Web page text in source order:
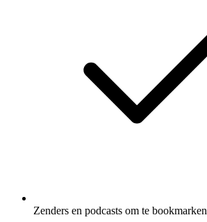
Zenders en podcasts om te bookmarken